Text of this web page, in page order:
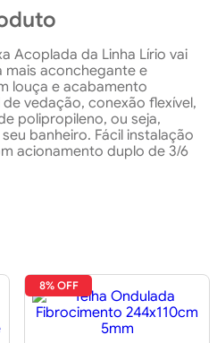
Acoplada da Linha Lírio vai
mais aconchegante e
louça e acabamento
vedação, conexão flexível,
polipropileno, ou seja,
banheiro. Fácil instalação
acionamento duplo de 3/6
8% OFF